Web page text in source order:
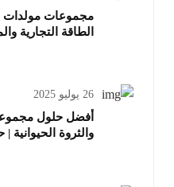
مجموعات مولدات
الطاقة التجارية
26 يوليو 2025
أفضل حلول
والثروة